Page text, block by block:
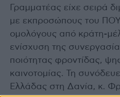
Γραμματέας είχε σειρά
με εκπροσώπους του
ομολόγους από κράτη-
ενίσχυση της
ποιότητας φροντίδας,
καινοτομίας. Τη
Ελλάδας στη Δανία, κ.